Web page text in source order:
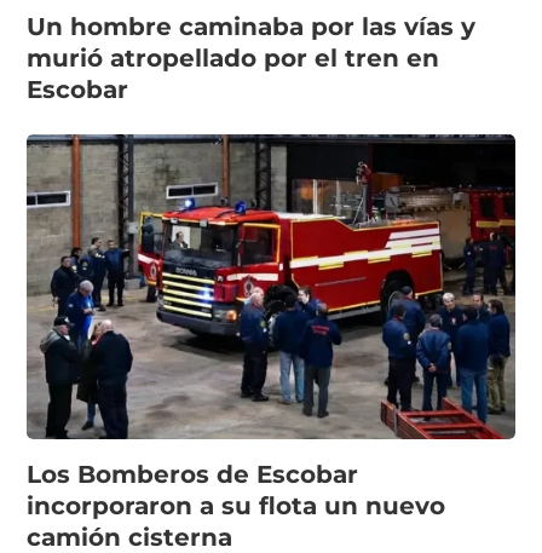
Un hombre caminaba por las vías y
murió atropellado por el tren en
Escobar
Los Bomberos de Escobar
incorporaron a su flota un nuevo
camión cisterna